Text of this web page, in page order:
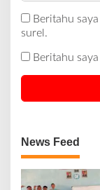
Beritahu
surel.
Beritahu
News Feed